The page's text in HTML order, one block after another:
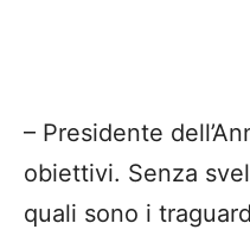
– Presidente
obiettivi. Senza
quali sono i